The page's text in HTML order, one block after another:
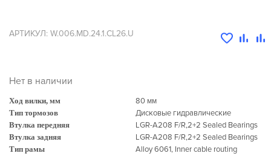
АРТИКУЛ: W.006.MD.24.1.CL26.U
Нет в наличии
Ход вилки, мм 80 мм
Тип тормозов Дисковые гидравлические
Втулка передняя LGR-A208 F/R,2+2 Sealed Bearings
Втулка задняя LGR-A208 F/R,2+2 Sealed Bearings
Тип рамы Alloy 6061, Inner cable routing